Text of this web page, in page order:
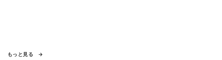
もっと見る